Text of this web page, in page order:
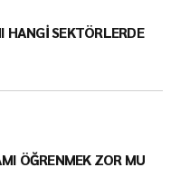
HANGİ SEKTÖRLERDE
ÖĞRENMEK ZOR MU